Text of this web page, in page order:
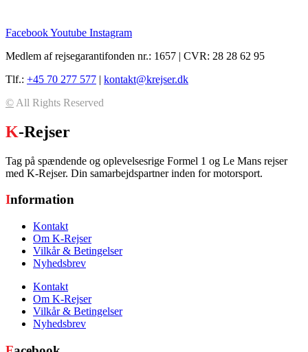
FacebookYoutube Instagram
Medlem af rejsegarantifonden nr.: 1657 | CVR: 28 28 62 95
Tlf.: +45 70 277 577 | kontakt@krejser.dk
© All Rights Reserved
K-Rejser
Tag på spændende og oplevelsesrige Formel 1 og Le Mans rejser
med K-Rejser. Din samarbejdspartner inden for motorsport.
Information
Kontakt
Om K-Rejser
Vilkår & Betingelser
Nyhedsbrev
Kontakt
Om K-Rejser
Vilkår & Betingelser
Nyhedsbrev